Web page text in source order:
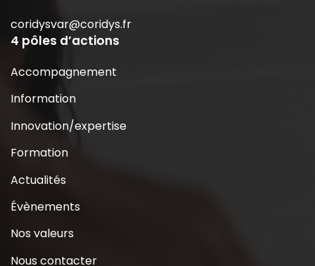
coridysvar@coridys.fr
4 pôles d’actions
Accompagnement
Information
Innovation/expertise
Formation
Actualités
Évènements
Nos valeurs
Nous contacter